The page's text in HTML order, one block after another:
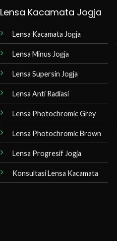
Lensa Kacamata Jogja
Lensa Kacamata Jogja
Lensa Minus Jogja
Lensa Supersin Jogja
Lensa Anti Radiasi
Lensa Photochromic Grey
Lensa Photochromic Brown
Lensa Progresif Jogja
Konsultasi Lensa Kacamata